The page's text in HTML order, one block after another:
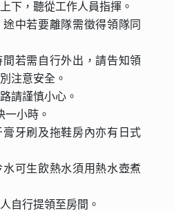
下，聽從工作人員指揮。
中若要離隊需徵得領隊同
若需自行外出，請告知領
注意安全。
請謹慎小心。
一小時。
膏牙刷及拖鞋房內亦有日式
水可生飲熱水須用熱水壺煮
自行提領至房間。